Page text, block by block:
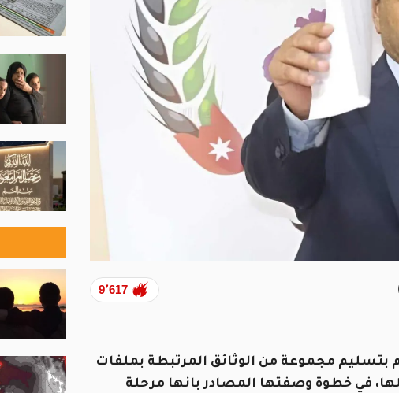
9٬617
مجموعة من الوثائق المرتبطة بملفات
في خطوة وصفتها المصادر بانها مرحلة